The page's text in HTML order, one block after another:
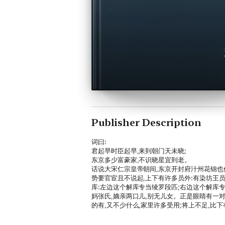
Publisher Description
词曰:
君起早时臣起早,来到朝门天未晓;
东京多少富豪家,不识晓星宜到老。
话说大宋仁宗皇帝朝间,东京开封府汁州花锦
势要官宦且不说起,上下有许多员外:有染坊王
库:左边这个解库专当绫罗段匹;右边这个解库
妈张氏,嫡亲两口儿,别无儿女。正是眼睛有一
的有,又不少什么,家里许多受用;将上不足,比